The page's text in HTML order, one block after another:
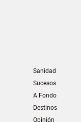
Sanidad
Sucesos
A Fondo
Destinos
Opinión